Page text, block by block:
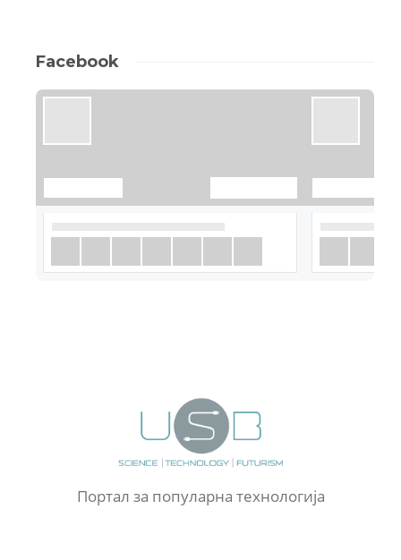
Facebook
Портал за популарна технологија